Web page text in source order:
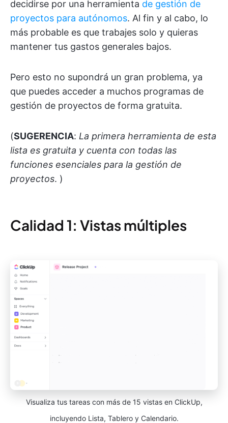
decidirse por una herramienta de gestión de
proyectos para autónomos. Al fin y al cabo, lo
más probable es que trabajes solo y quieras
mantener tus gastos generales bajos.
Pero esto no supondrá un gran problema, ya
que puedes acceder a muchos programas de
gestión de proyectos de forma gratuita.
(SUGERENCIA: La primera herramienta de esta
lista es gratuita y cuenta con todas las
funciones esenciales para la gestión de
proyectos. )
Calidad 1: Vistas múltiples
Visualiza tus tareas con más de 15 vistas en ClickUp,
incluyendo Lista, Tablero y Calendario.